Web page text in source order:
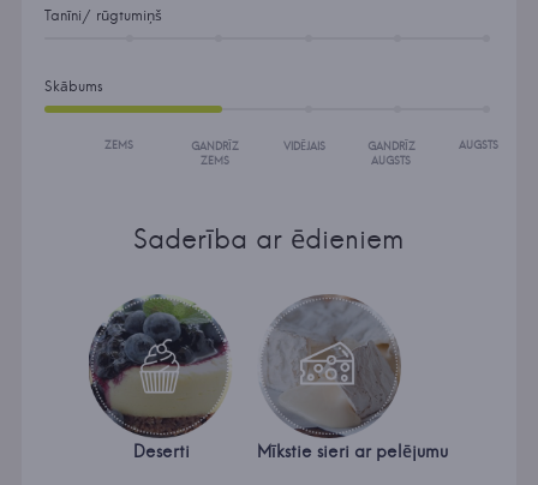
Tanīni/ rūgtumiņš
Skābums
ZEMS
GANDRĪZ
ZEMS
VIDĒJAIS
GANDRĪZ
AUGSTS
AUGSTS
Saderība ar ēdieniem
Deserti Mīkstie sieri ar pelējumu